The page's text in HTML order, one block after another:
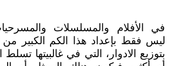
في الأفلام والمسلسلات
ليس فقط بإعداد هذا الكم الكبير
بتوزيع الادوار، التي في غالبيتها